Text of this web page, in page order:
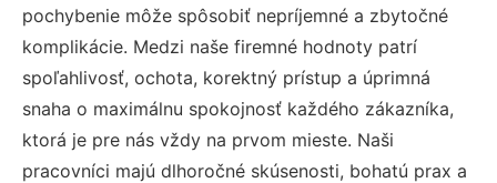
pochybenie môže spôsobiť nepríjemné a zbytočné
komplikácie. Medzi naše firemné hodnoty patrí
spoľahlivosť, ochota, korektný prístup a úprimná
snaha o maximálnu spokojnosť každého zákazníka,
ktorá je pre nás vždy na prvom mieste. Naši
pracovníci majú dlhoročné skúsenosti, bohatú prax a